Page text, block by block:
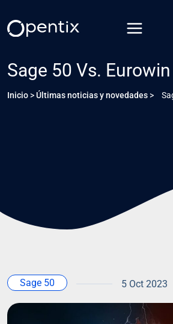
contenido
Sage 50 Vs. Eurowin
Inicio >Últimas noticias y novedades >
Sage 50 5 Oct 2023